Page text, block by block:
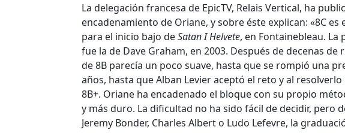
La delegación francesa de EpicTV, Relais Vertical, ha
encadenamiento de Oriane, y sobre éste explican: «8C
para el inicio bajo deSatan I Helvete, en Fontainebleau.
fue la de Dave Graham, en 2003. Después de decenas
de 8B parecía un poco suave, hasta que se rompió una
años, hasta que Alban Levier aceptó el reto y al
8B+. Oriane ha encadenado el bloque con su propio
y más duro. La dificultad no ha sido fácil de decidir, pero
Jeremy Bonder, Charles Albert o Ludo Lefevre, la